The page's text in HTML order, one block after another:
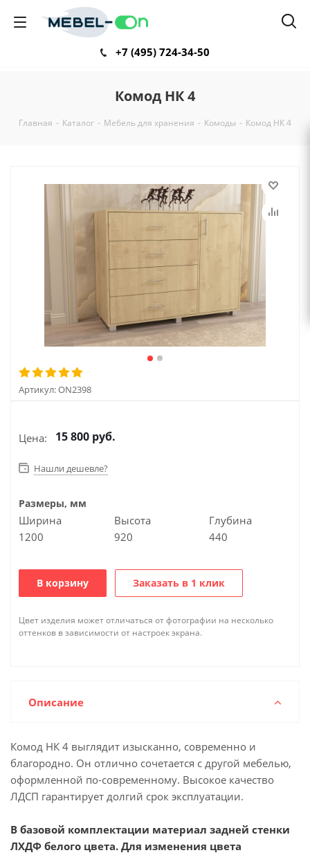
+7 (495) 724-34-50
Комод НК 4
Главная - Каталог - Мебель для хранения - Комоды - Комод НК 4
Артикул:ON2398
Цена: 15 800 руб.
Нашли дешевле?
Размеры, мм
Ширина
1200
Высота
920
Глубина
440
В корзину Заказать в 1 клик
Цвет изделия может отличаться от фотографии на несколько
оттенков в зависимости от настроек экрана.
Описание
Комод НК 4 выглядит изысканно, современно и
благородно. Он отлично сочетается с другой мебелью,
оформленной по-современному. Высокое качество
ЛДСП гарантирует долгий срок эксплуатации.
В базовой комплектации материал задней стенки
ЛХДФ белого цвета. Для изменения цвета